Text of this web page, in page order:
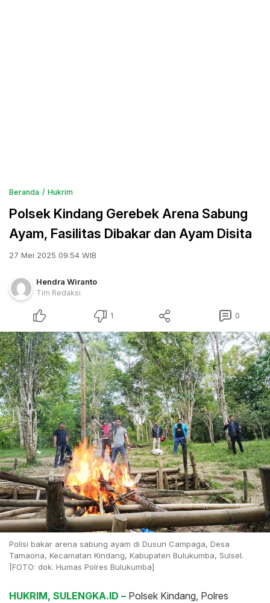
Beranda Hukrim
Polsek Kindang Gerebek Arena Sabung
Ayam, Fasilitas Dibakar dan Ayam Disita
27 Mei 2025 09:54 WIB
Hendra Wiranto
Tim Redaksi
1 0
Polisi bakar arena sabung ayam di Dusun Campaga, Desa
Tamaona, Kecamatan Kindang, Kabupaten Bulukumba, Sulsel.
[FOTO: dok. Humas Polres Bulukumba]
HUKRIM, SULENGKA.ID – Polsek Kindang, Polres